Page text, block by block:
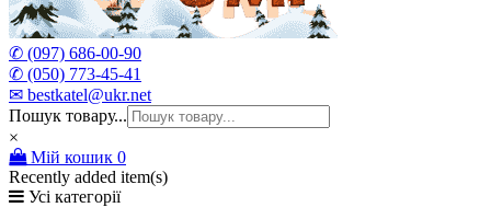
✆ (097) 686-00-90
✆ (050) 773-45-41
✉ bestkatel@ukr.net
Пошук товару...
×
Мій кошик 0
Recently added item(s)
Усі категорії